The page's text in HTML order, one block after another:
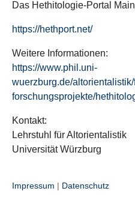
Das Hethitologie-Portal
https://hethport.net/
Weitere Informationen:
https://www.phil.uni-
wuerzburg.de/
forschungsprojekte/
Kontakt:
Lehrstuhl für Altorientalistik
Universität Würzburg
Impressum | Datenschutz